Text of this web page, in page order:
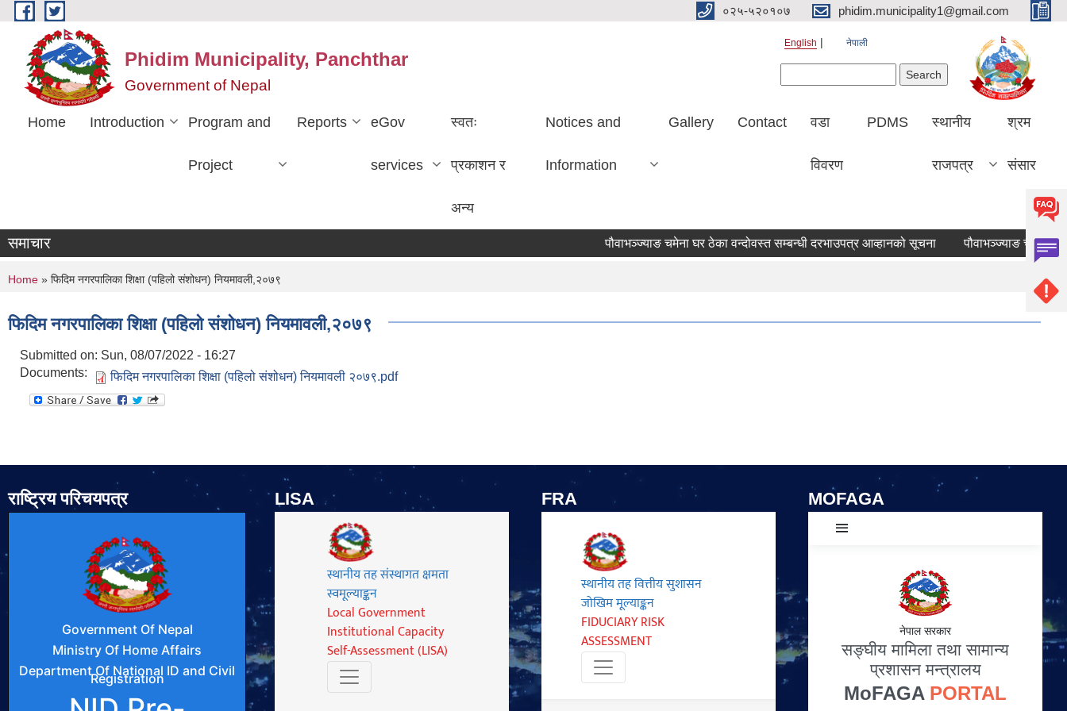
Skip to main content ०२५-५२०१०७ phidim.municipality1@gmail.com
Phidim Municipality, Panchthar
Government of Nepal
English नेपाली
Home Introduction Program and
Project
Reports eGov
services
स्वतः
प्रकाशन र
अन्य
Notices and
Information
Gallery Contact वडा
विवरण
PDMS स्थानीय
राजपत्र
श्रम
संसार
समाचार पौवाभञ्ज्याङ चमेना घर ठेका वन्दोवस्त सम्बन्धी दरभाउपत्र आव्हानको सूचना पौवाभञ्ज्याङ चमेना
You are here
Home » फिदिम नगरपालिका शिक्षा (पहिलो संशोधन) नियमावली,२०७९
फिदिम नगरपालिका शिक्षा (पहिलो संशोधन) नियमावली,२०७९
Submitted on: Sun, 08/07/2022 - 16:27
Documents:
फिदिम नगरपालिका शिक्षा (पहिलो संशोधन) नियमावली २०७९.pdf
राष्ट्रिय परिचयपत्र LISA FRA MOFAGA